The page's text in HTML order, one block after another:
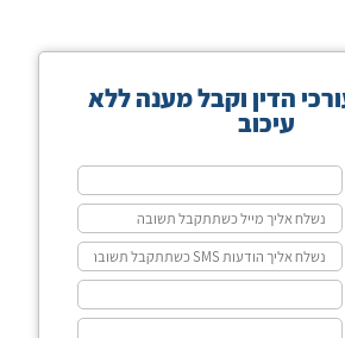
הדין וקבל מענה ללא
עיכוב